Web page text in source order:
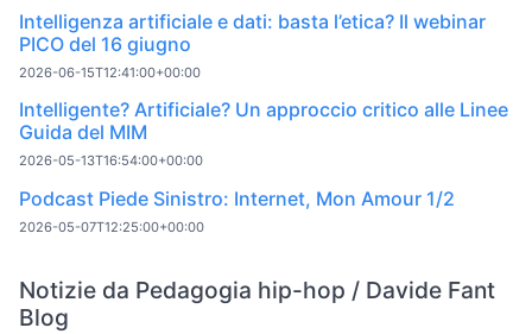
Intelligenza artificiale e dati: basta l’etica? Il webinar
PICO del 16 giugno
2026-06-15T12:41:00+00:00
Intelligente? Artificiale? Un approccio critico alle Linee
Guida del MIM
2026-05-13T16:54:00+00:00
Podcast Piede Sinistro: Internet, Mon Amour 1/2
2026-05-07T12:25:00+00:00
Notizie da Pedagogia hip-hop / Davide Fant
Blog